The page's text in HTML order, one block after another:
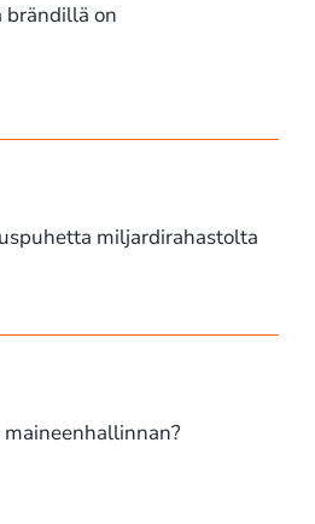
brändillä on
miljardirahastolta